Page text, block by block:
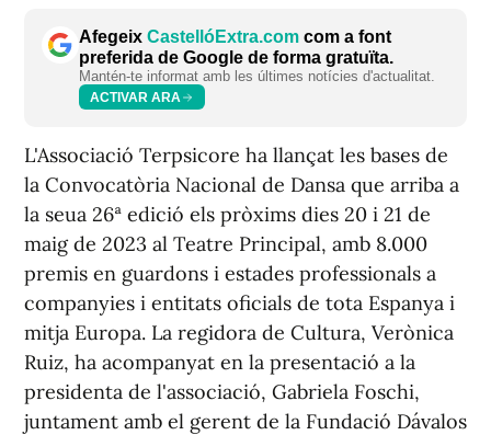
Afegeix CastellóExtra.com com a font
preferida de Google de forma gratuïta.
Mantén-te informat amb les últimes notícies d'actualitat.
ACTIVAR ARA
L'Associació Terpsicore ha llançat les bases de
la Convocatòria Nacional de Dansa que arriba a
la seua 26ª edició els pròxims dies 20 i 21 de
maig de 2023 al Teatre Principal, amb 8.000
premis en guardons i estades professionals a
companyies i entitats oficials de tota Espanya i
mitja Europa. La regidora de Cultura, Verònica
Ruiz, ha acompanyat en la presentació a la
presidenta de l'associació, Gabriela Foschi,
juntament amb el gerent de la Fundació Dávalos